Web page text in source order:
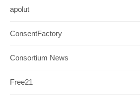
apolut
ConsentFactory
Consortium News
Free21